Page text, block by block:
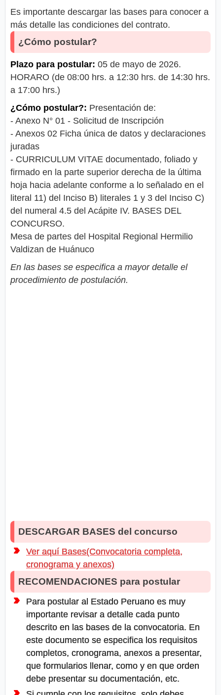
Es importante descargar las bases para conocer a
más detalle las condiciones del contrato.
¿Cómo postular?
Plazo para postular: 05 de mayo de 2026.
HORARO (de 08:00 hrs. a 12:30 hrs. de 14:30 hrs.
a 17:00 hrs.)
¿Cómo postular?: Presentación de:
- Anexo N° 01 - Solicitud de Inscripción
- Anexos 02 Ficha única de datos y declaraciones
juradas
- CURRICULUM VITAE documentado, foliado y
firmado en la parte superior derecha de la última
hoja hacia adelante conforme a lo señalado en el
literal 11) del Inciso B) literales 1 y 3 del Inciso C)
del numeral 4.5 del Acápite IV. BASES DEL
CONCURSO.
Mesa de partes del Hospital Regional Hermilio
Valdizan de Huánuco
En las bases se especifica a mayor detalle el
procedimiento de postulación.
DESCARGAR BASES del concurso
Ver aquí Bases(Convocatoria completa,
cronograma y anexos)
RECOMENDACIONES para postular
Para postular al Estado Peruano es muy
importante revisar a detalle cada punto
descrito en las bases de la convocatoria. En
este documento se especifica los requisitos
completos, cronograma, anexos a presentar,
que formularios llenar, como y en que orden
debe presentar su documentación, etc.